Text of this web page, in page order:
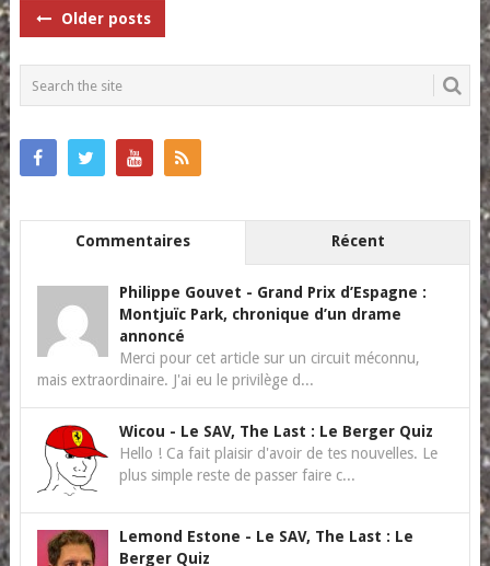
POSTS
Older posts
Commentaires Récent
Philippe Gouvet - Grand Prix d’Espagne :
Montjuïc Park, chronique d’un drame
annoncé
Merci pour cet article sur un circuit méconnu,
mais extraordinaire. J'ai eu le privilège d...
Wicou - Le SAV, The Last : Le Berger Quiz
Hello ! Ca fait plaisir d'avoir de tes nouvelles. Le
plus simple reste de passer faire c...
Lemond Estone - Le SAV, The Last : Le
Berger Quiz